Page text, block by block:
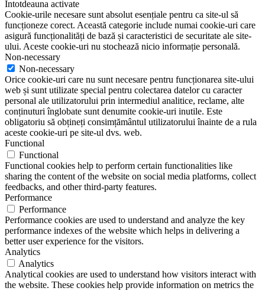
Întotdeauna activate
Cookie-urile necesare sunt absolut esențiale pentru ca site-ul să
funcționeze corect. Această categorie include numai cookie-uri care
asigură funcționalități de bază și caracteristici de securitate ale site-
ului. Aceste cookie-uri nu stochează nicio informație personală.
Non-necessary
Non-necessary
Orice cookie-uri care nu sunt necesare pentru funcționarea site-ului
web și sunt utilizate special pentru colectarea datelor cu caracter
personal ale utilizatorului prin intermediul analitice, reclame, alte
conținuturi înglobate sunt denumite cookie-uri inutile. Este
obligatoriu să obțineți consimțământul utilizatorului înainte de a rula
aceste cookie-uri pe site-ul dvs. web.
Functional
Functional
Functional cookies help to perform certain functionalities like
sharing the content of the website on social media platforms, collect
feedbacks, and other third-party features.
Performance
Performance
Performance cookies are used to understand and analyze the key
performance indexes of the website which helps in delivering a
better user experience for the visitors.
Analytics
Analytics
Analytical cookies are used to understand how visitors interact with
the website. These cookies help provide information on metrics the